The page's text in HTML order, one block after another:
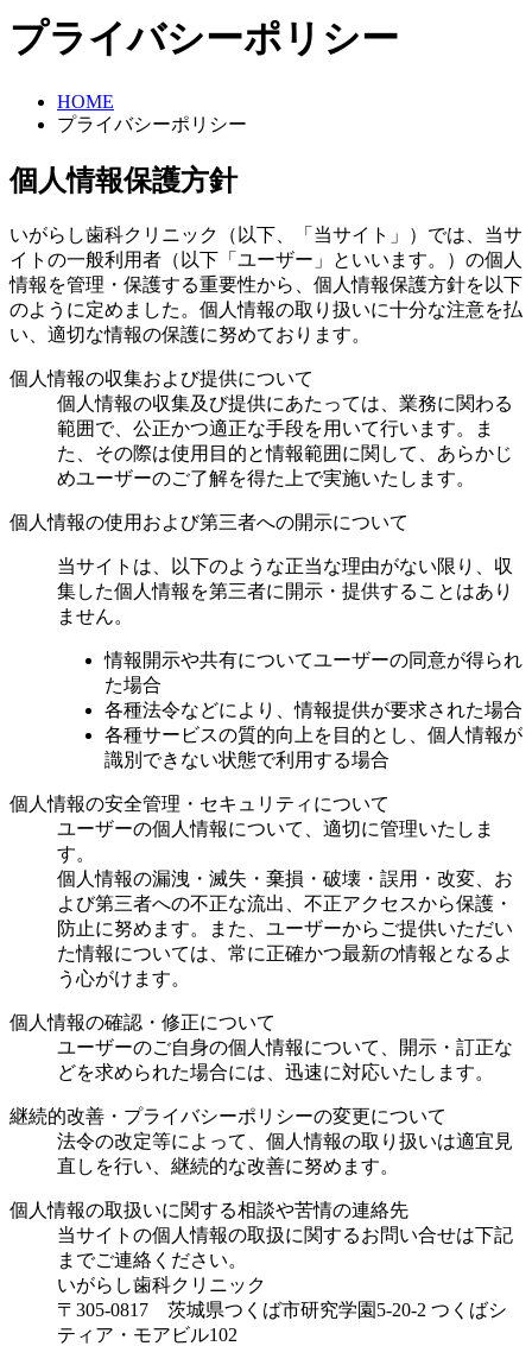
プライバシーポリシー
HOME
プライバシーポリシー
個人情報保護方針
いがらし歯科クリニック（以下、「当サイト」）では、当サ
イトの一般利用者（以下「ユーザー」といいます。）の個人
情報を管理・保護する重要性から、個人情報保護方針を以下
のように定めました。個人情報の取り扱いに十分な注意を払
い、適切な情報の保護に努めております。
個人情報の収集および提供について
個人情報の収集及び提供にあたっては、業務に関わる
範囲で、公正かつ適正な手段を用いて行います。ま
た、その際は使用目的と情報範囲に関して、あらかじ
めユーザーのご了解を得た上で実施いたします。
個人情報の使用および第三者への開示について
当サイトは、以下のような正当な理由がない限り、収
集した個人情報を第三者に開示・提供することはあり
ません。
情報開示や共有についてユーザーの同意が得られ
た場合
各種法令などにより、情報提供が要求された場合
各種サービスの質的向上を目的とし、個人情報が
識別できない状態で利用する場合
個人情報の安全管理・セキュリティについて
ユーザーの個人情報について、適切に管理いたしま
す。
個人情報の漏洩・滅失・棄損・破壊・誤用・改変、お
よび第三者への不正な流出、不正アクセスから保護・
防止に努めます。また、ユーザーからご提供いただい
た情報については、常に正確かつ最新の情報となるよ
う心がけます。
個人情報の確認・修正について
ユーザーのご自身の個人情報について、開示・訂正な
どを求められた場合には、迅速に対応いたします。
継続的改善・プライバシーポリシーの変更について
法令の改定等によって、個人情報の取り扱いは適宜見
直しを行い、継続的な改善に努めます。
個人情報の取扱いに関する相談や苦情の連絡先
当サイトの個人情報の取扱に関するお問い合せは下記
までご連絡ください。
いがらし歯科クリニック
〒305-0817 茨城県つくば市研究学園5-20-2 つくばシ
ティア・モアビル102